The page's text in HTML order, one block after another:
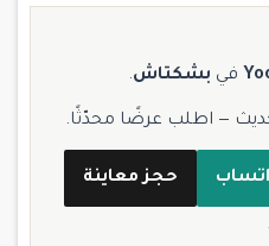
في بشكتاش.
— اطلب عرضًا محدّثًا.
حجز معاينة